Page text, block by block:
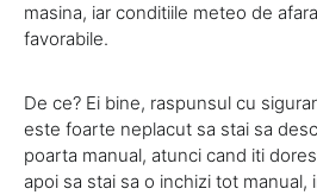
masina, iar conditiile meteo de
favorabile.
De ce? Ei bine, raspunsul cu
este foarte neplacut sa stai sa
poarta manual, atunci cand iti
apoi sa stai sa o inchizi tot manual,